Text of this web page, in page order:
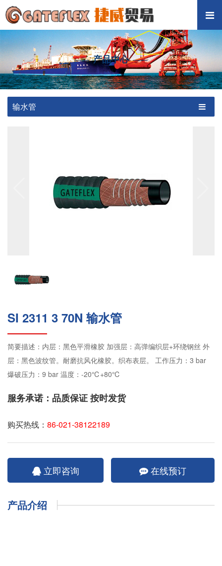
产品中心
输水管
SI 2311 3 70N 输水管
简要描述：内层：黑色平滑橡胶 加强层：高弹编织层+环绕钢丝 外
层：黑色波纹管。耐磨抗风化橡胶。织布表层。 工作压力：3 bar
爆破压力：9 bar 温度：-20℃+80℃
服务承诺：品质保证 按时发货
购买热线： 86-021-38122189
立即咨询 在线预订
产品介绍